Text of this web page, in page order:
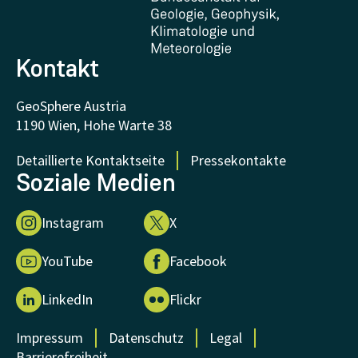
FAQ - Häufig gestellte Fragen
Forschung unterstützen
Kontakt
GeoSphere Austria
1190 Wien, Hohe Warte 38
Detaillierte Kontaktseite
Pressekontakte
Soziale Medien
Instagram X
YouTube Facebook
LinkedIn Flickr
Impressum Datenschutz
Legal